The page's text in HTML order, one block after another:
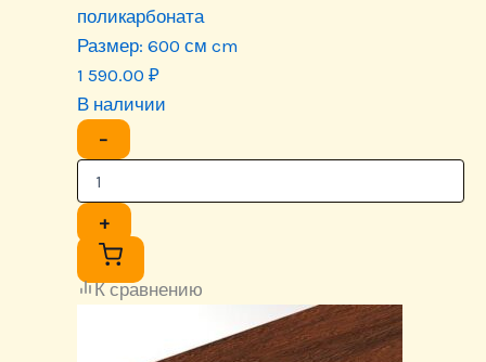
поликарбоната
Размер: 600 см cm
1 590.00 ₽
В наличии
−
+
К сравнению